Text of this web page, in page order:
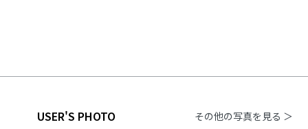
USER'S PHOTO その他の写真を見る ＞